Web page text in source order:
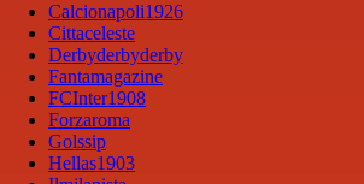
Calcionapoli1926
Cittaceleste
Derbyderbyderby
Fantamagazine
FCInter1908
Forzaroma
Golssip
Hellas1903